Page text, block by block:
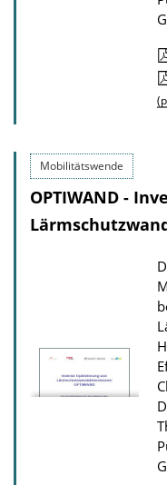
n
l
o
a
d
P
u
c
a
i
o
n
o
n
l
Mobilitätswende
OPTIWAND -